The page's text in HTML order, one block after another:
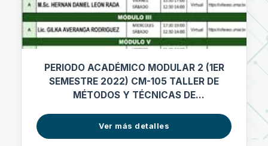
PERIODO ACADÉMICO MODULAR 2 (1ER
SEMESTRE 2022) CM-105 TALLER DE
MÉTODOS Y TÉCNICAS DE
Ver más detalles